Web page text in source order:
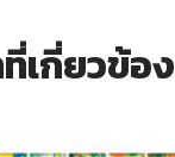
เกี่ยวข้อง